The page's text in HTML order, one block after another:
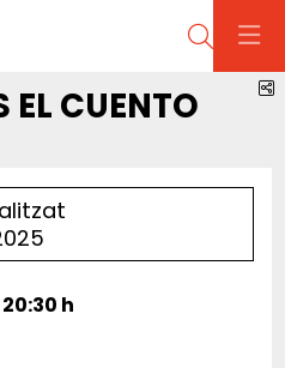
Cerca
EL CUENTO
20:30 h